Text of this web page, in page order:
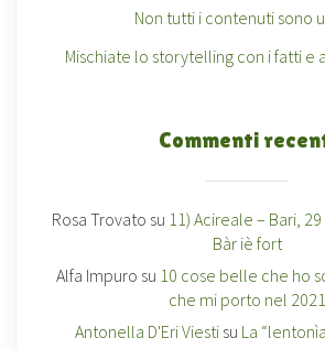
Non tutti i contenuti sono
Mischiate lo storytelling con i fatti e
Commenti
Rosa Trovato su 11) Acireale – Bari,
Bàr iè fort
Alfa Impuro su 10 cose belle che ho
che mi porto nel 2021
Antonella D'Eri Viestisu La